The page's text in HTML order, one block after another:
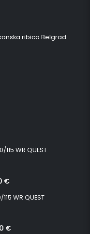
Šetač srednji NATUR silikonska ribica Belgrade Walker
115 WR QUEST
€
WR QUEST
€